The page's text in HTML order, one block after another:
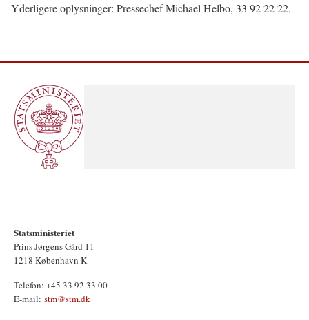
Yderligere oplysninger: Pressechef Michael Helbo, 33 92 22 22.
Statsministeriet
Prins Jørgens Gård 11
1218 København K
Telefon: +45 33 92 33 00
E-mail: stm@stm.dk